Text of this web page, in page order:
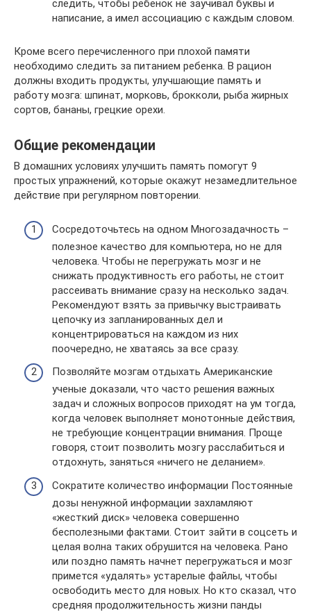
следить, чтобы ребенок не заучивал буквы и
написание, а имел ассоциацию с каждым словом.
Кроме всего перечисленного при плохой памяти
необходимо следить за питанием ребенка. В рацион
должны входить продукты, улучшающие память и
работу мозга: шпинат, морковь, брокколи, рыба жирных
сортов, бананы, грецкие орехи.
Общие рекомендации
В домашних условиях улучшить память помогут 9
простых упражнений, которые окажут незамедлительное
действие при регулярном повторении.
Сосредоточьтесь на одном Многозадачность –
полезное качество для компьютера, но не для
человека. Чтобы не перегружать мозг и не
снижать продуктивность его работы, не стоит
рассеивать внимание сразу на несколько задач.
Рекомендуют взять за привычку выстраивать
цепочку из запланированных дел и
концентрироваться на каждом из них
поочередно, не хватаясь за все сразу.
Позволяйте мозгам отдыхать Американские
ученые доказали, что часто решения важных
задач и сложных вопросов приходят на ум тогда,
когда человек выполняет монотонные действия,
не требующие концентрации внимания. Проще
говоря, стоит позволить мозгу расслабиться и
отдохнуть, заняться «ничего не деланием».
Сократите количество информации Постоянные
дозы ненужной информации захламляют
«жесткий диск» человека совершенно
бесполезными фактами. Стоит зайти в соцсеть и
целая волна таких обрушится на человека. Рано
или поздно память начнет перегружаться и мозг
примется «удалять» устарелые файлы, чтобы
освободить место для новых. Но кто сказал, что
средняя продолжительность жизни панды